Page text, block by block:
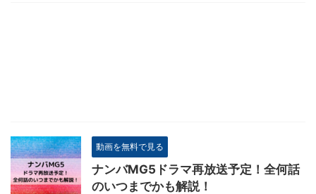
動画を無料で見る
ナンバMG5ドラマ再放送予定！全何話
のいつまでかも解説！